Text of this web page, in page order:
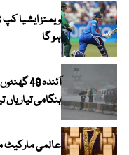
ہو گا
آئندہ
ہنگامی تیاریاں